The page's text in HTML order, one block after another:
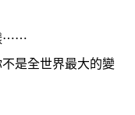
⋯⋯
是全世界最大的變